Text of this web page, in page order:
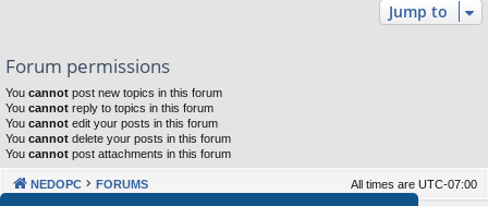
Jump to
Forum permissions
You cannot post new topics in this forum
You cannot reply to topics in this forum
You cannot edit your posts in this forum
You cannot delete your posts in this forum
You cannot post attachments in this forum
NEDOPC FORUMS All times are UTC-07:00